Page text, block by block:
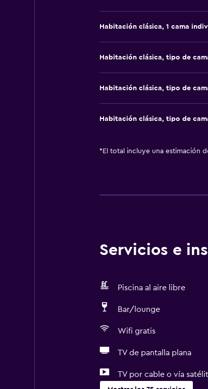
Habitación clásica, 1 cama
Habitación clásica, tipo de
Habitación clásica, tipo de
Habitación clásica, tipo de
* El total incluye una estimación
Servicios e
Piscina al aire libre
Bar/lounge
Wifi gratis
TV de pantalla plana
TV por cable o vía